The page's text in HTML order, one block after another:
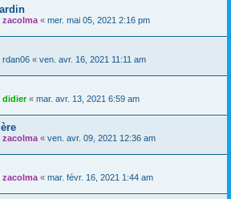
zacolma « mer. mai 05, 2021 2:16 pm
rdan06 « ven. avr. 16, 2021 11:11 am
didier« mar. avr. 13, 2021 6:59 am
zacolma « ven. avr. 09, 2021 12:36 am
zacolma « mar. févr. 16, 2021 1:44 am